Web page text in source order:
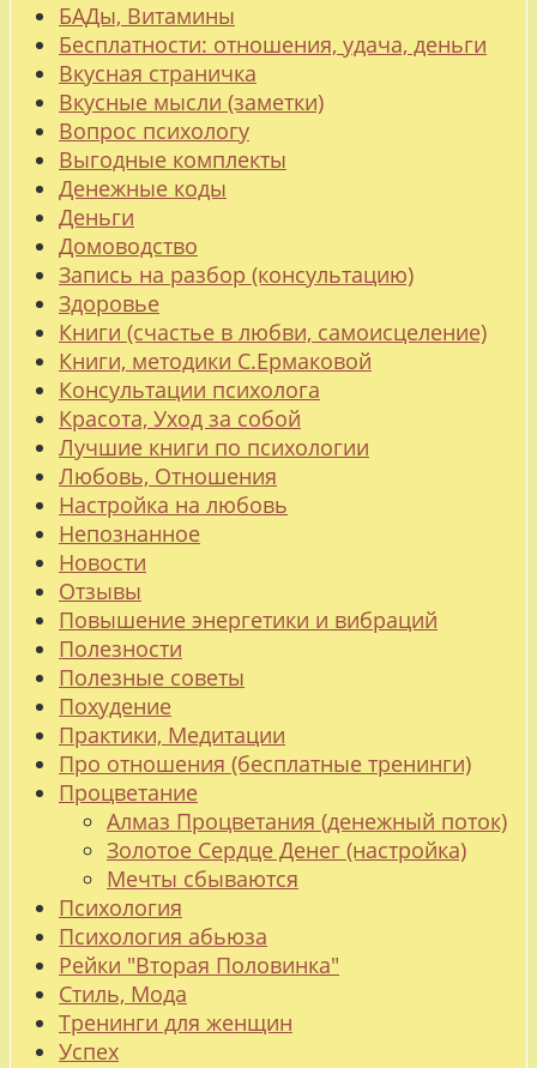
БАДы, Витамины
Бесплатности: отношения, удача, деньги
Вкусная страничка
Вкусные мысли (заметки)
Вопрос психологу
Выгодные комплекты
Денежные коды
Деньги
Домоводство
Запись на разбор (консультацию)
Здоровье
Книги (счастье в любви, самоисцеление)
Книги, методики С.Ермаковой
Консультации психолога
Красота, Уход за собой
Лучшие книги по психологии
Любовь, Отношения
Настройка на любовь
Непознанное
Новости
Отзывы
Повышение энергетики и вибраций
Полезности
Полезные советы
Похудение
Практики, Медитации
Про отношения (бесплатные тренинги)
Процветание
Алмаз Процветания (денежный поток)
Золотое Сердце Денег (настройка)
Мечты сбываются
Психология
Психология абьюза
Рейки "Вторая Половинка"
Стиль, Мода
Тренинги для женщин
Успех